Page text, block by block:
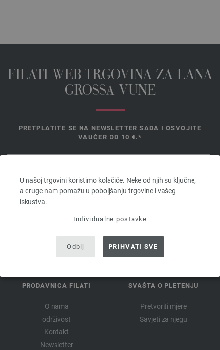
U našoj trgovini koristimo kolačiće. Neke od njih su ključne,
a druge nam pomažu u poboljšanju trgovine i vašeg
iskustva.
Individualne postavke
Odbij PRIHVATI SVE
FILATI WEB TRGOVINA ZA LANA
GROSSA VUNE
PRETPLATITE SE NA NEWSLETTER SADA I OSVOJITE
VAUČER OD 10 €.*
Vaučer
kupcu i narudžbi može se iskoristiti samo jedan bon.
PRODAVNICA FILATI
O nama
održivost
Kontakt
Newsletter
SVAŠTA O PLETENJU
Pretvoriti mjere
Savjeti za njegu